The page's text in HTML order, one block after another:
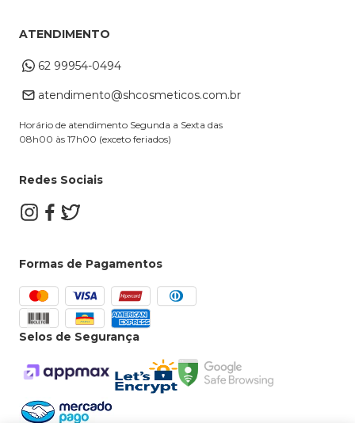
Cupons
Troca e Devoluções
Dúvidas Frequentes
Alterar Cadastro
ATENDIMENTO
62 99954-0494
atendimento@shcosmeticos.com.br
Horário de atendimento Segunda a Sexta das
08h00 às 17h00 (exceto feriados)
Redes Sociais
Formas de Pagamentos
Selos de Segurança